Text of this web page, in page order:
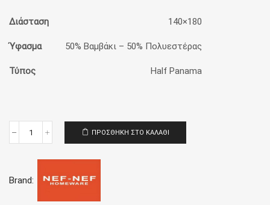
Διάσταση 140×180
Ύφασμα 50% Βαμβάκι – 50% Πολυεστέρας
Τύπος Half Panama
Τραπεζομάντηλο
Nef-
Homeware
Grey
ΠΡΟΣΘΉΚΗ ΣΤΟ ΚΑΛΆΘΙ
Brand: